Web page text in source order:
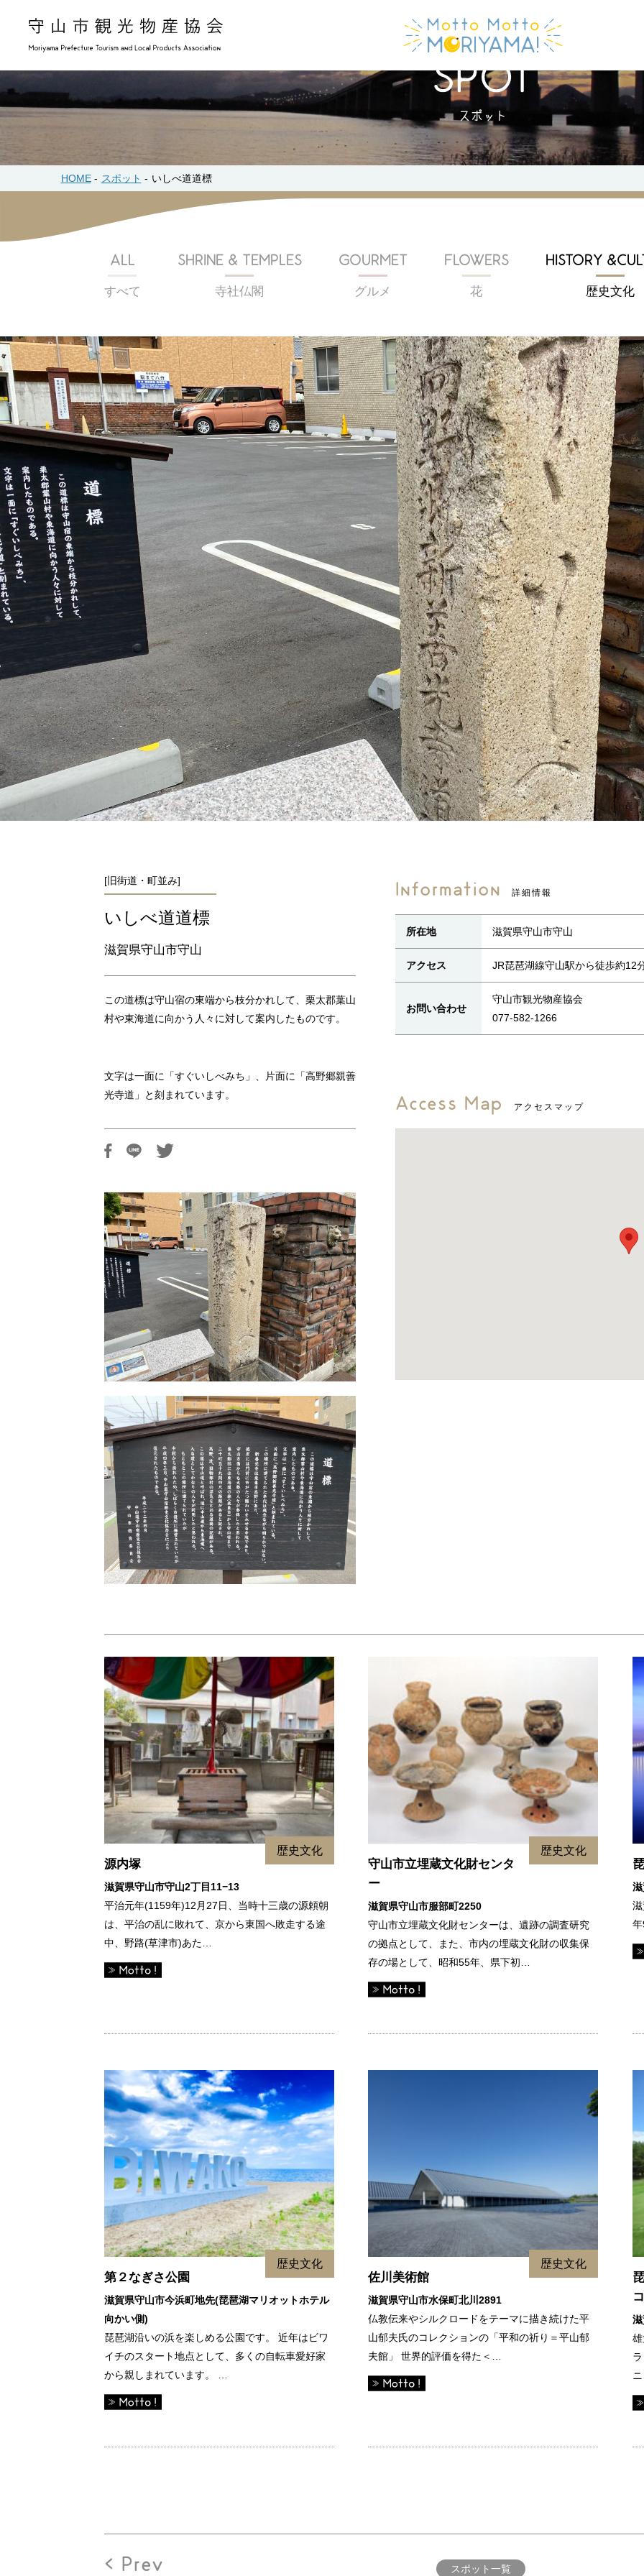
スポット
HOME スポット いしべ道道標
ALL
すべて
SHRINE & TEMPLES
寺社仏閣
GOURMET
グルメ
FLOWERS
花
HISTORY
歴史文化
[旧街道・町並み]
いしべ道道標
滋賀県守山市守山
この道標は守山宿の東端から枝分かれして、栗太郡葉山
村や東海道に向かう人々に対して案内したものです。
文字は一面に「すぐいしべみち」、片面に「高野郷親善
光寺道」と刻まれています。
Information 詳細情報
所在地 滋賀県守山市守山
アクセス JR琵琶湖線守山駅から徒歩約12
お問い合わせ
守山市観光物産協会
077-582-1266
Access Map アクセスマップ
歴史文化
源内塚
滋賀県守山市守山2丁目11−13
平治元年(1159年)12月27日、当時十三歳の源頼朝
は、平治の乱に敗れて、京から東国へ敗走する途
中、野路(草津市)あた…
歴史文化
守山市立埋蔵文化財センタ
ー
滋賀県守山市服部町2250
守山市立埋蔵文化財センターは、遺跡の調査研究
の拠点として、また、市内の埋蔵文化財の収集保
存の場として、昭和55年、県下初…
歴史文化
第２なぎさ公園
滋賀県守山市今浜町地先(琵琶湖マリオットホテル
向かい側)
琵琶湖沿いの浜を楽しめる公園です。 近年はビワ
イチのスタート地点として、多くの自転車愛好家
から親しまれています。 …
歴史文化
佐川美術館
滋賀県守山市水保町北川2891
仏教伝来やシルクロードをテーマに描き続けた平
山郁夫氏のコレクションの「平和の祈り＝平山郁
夫館」 世界的評価を得た＜…
< Prev スポット一覧